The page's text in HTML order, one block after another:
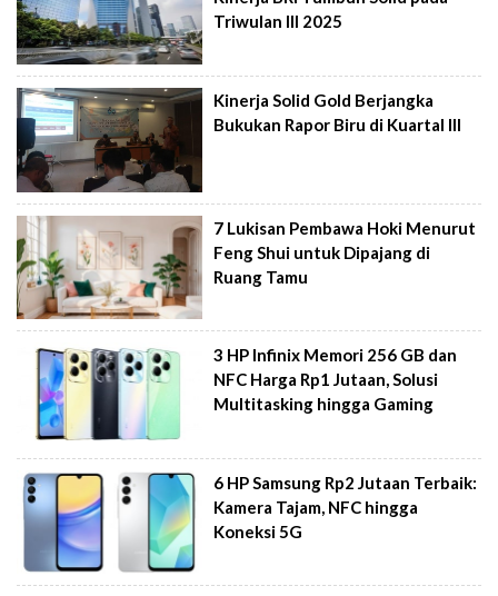
Triwulan III 2025
Kinerja Solid Gold Berjangka
Bukukan Rapor Biru di Kuartal III
7 Lukisan Pembawa Hoki Menurut
Feng Shui untuk Dipajang di
Ruang Tamu
3 HP Infinix Memori 256 GB dan
NFC Harga Rp1 Jutaan, Solusi
Multitasking hingga Gaming
6 HP Samsung Rp2 Jutaan Terbaik:
Kamera Tajam, NFC hingga
Koneksi 5G